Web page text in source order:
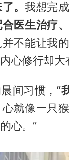
。 我想完
医生治疗
不能让我的
心修行却大
间习惯， “
心就像一只
心。”